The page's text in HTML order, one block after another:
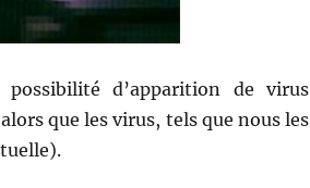
d’apparition de virus
que les virus, tels que nous les